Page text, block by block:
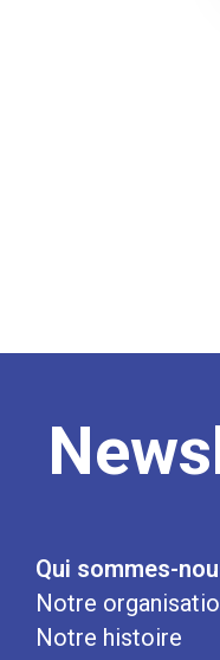
Qui sommes-
Notre
Notre histoire